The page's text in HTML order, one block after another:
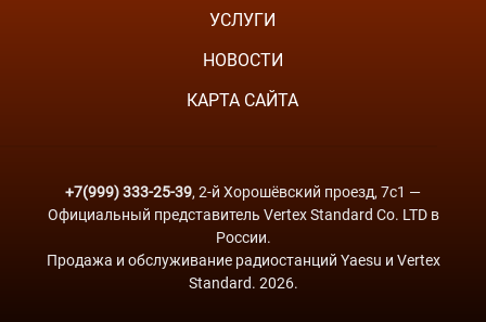
УСЛУГИ
НОВОСТИ
КАРТА САЙТА
+7(999) 333-25-39, 2-й Хорошёвский проезд, 7с1 —
Официальный представитель Vertex Standard Co. LTD в
России.
Продажа и обслуживание радиостанций Yaesu и Vertex
Standard. 2026.